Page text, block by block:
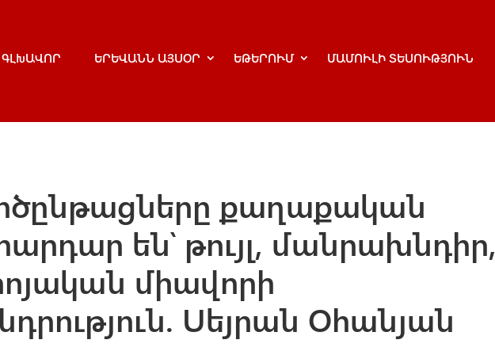
ԳԼԽԱՎՈՐ ԵՐԵՎԱՆՆ ԱՅՍՕՐ ԵԹԵՐՈՒՄ ՄԱՄՈՒԼԻ ՏԵՍՈՒԹՅՈՒՆ
քաղաքական
են՝ թույլ, մանրախնդիր,
միավորի
Սեյրան Օհանյան